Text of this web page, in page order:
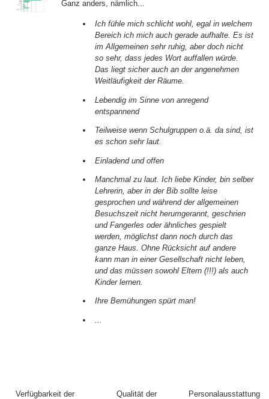
Ganz anders, nämlich...
Ich fühle mich schlicht wohl, egal in welchem
Bereich ich mich auch gerade aufhalte. Es ist
im Allgemeinen sehr ruhig, aber doch nicht
so sehr, dass jedes Wort auffallen würde.
Das liegt sicher auch an der angenehmen
Weitläufigkeit der Räume.
Lebendig im Sinne von anregend
entspannend
Teilweise wenn Schulgruppen o.ä. da sind, ist
es schon sehr laut.
Einladend und offen
Manchmal zu laut. Ich liebe Kinder, bin selber
Lehrerin, aber in der Bib sollte leise
gesprochen und während der allgemeinen
Besuchszeit nicht herumgerannt, geschrien
und Fangerles oder ähnliches gespielt
werden, möglichst dann noch durch das
ganze Haus. Ohne Rücksicht auf andere
kann man in einer Gesellschaft nicht leben,
und das müssen sowohl Eltern (!!!) als auch
Kinder lernen.
Ihre Bemühungen spürt man!
Verfügbarkeit der
Qualität der
Personalausstattung